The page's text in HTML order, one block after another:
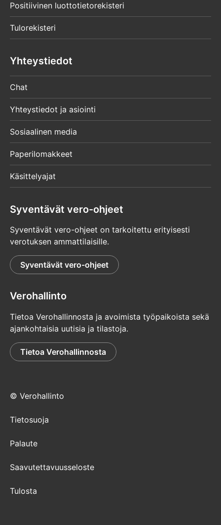
Positiivinen luottotietorekisteri
Tulorekisteri
Yhteystiedot
Chat
Yhteystiedot ja asiointi
Sosiaalinen media
Paperilomakkeet
Käsittelyajat
Syventävät vero-ohjeet
Syventävät vero-ohjeet on tarkoitettu erityisesti
verotuksen ammattilaisille.
Syventävät vero-ohjeet
Verohallinto
Tietoa Verohallinnosta ja avoimista työpaikoista sekä
ajankohtaisia uutisia ja tilastoja.
Tietoa Verohallinnosta
© Verohallinto
Tietosuoja
Palaute
Saavutettavuusseloste
Tulosta